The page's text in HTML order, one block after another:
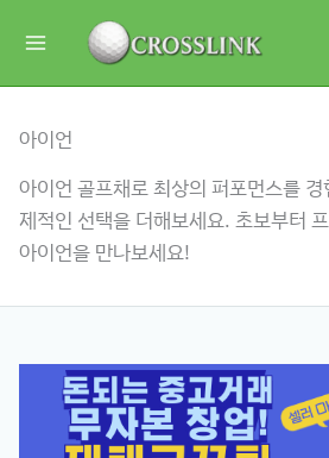
츠
아이언
아이언 골프채로 최상의 퍼포먼스를
제적인 선택을 더해보세요. 초보부터
아이언을 만나보세요!